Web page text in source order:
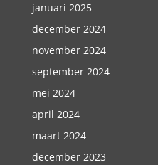
januari 2025
december 2024
november 2024
september 2024
mei 2024
april 2024
maart 2024
december 2023